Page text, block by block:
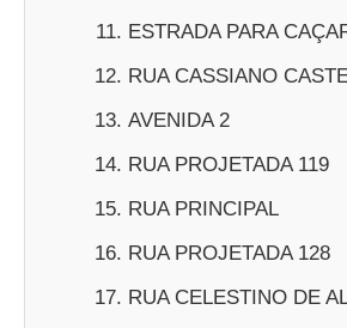
ESTRADA PARA
RUA CASSIANO
AVENIDA 2
RUA PROJETADA 119
RUA PRINCIPAL
RUA PROJETADA 128
RUA CELESTINO DE